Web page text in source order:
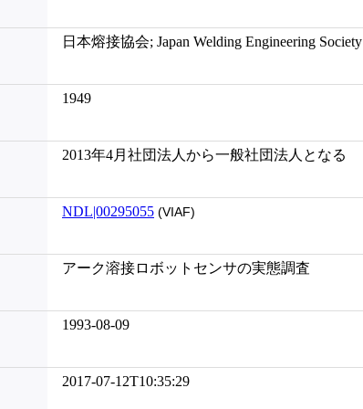
日本熔接協会; Japan Welding Engineering Society
1949
2013年4月社団法人から一般社団法人となる
NDL|00295055 (VIAF)
アーク溶接ロボットセンサの実態調査
1993-08-09
2017-07-12T10:35:29